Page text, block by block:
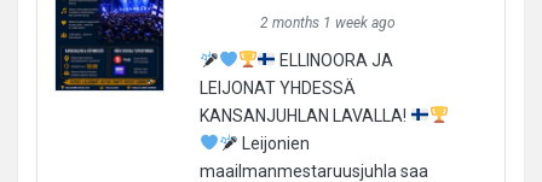
2 months 1 week ago
ELLINOORA JA
LEIJONAT YHDESSÄ
KANSANJUHLAN LAVALLA!
Leijonien
maailmanmestaruusjuhla saa